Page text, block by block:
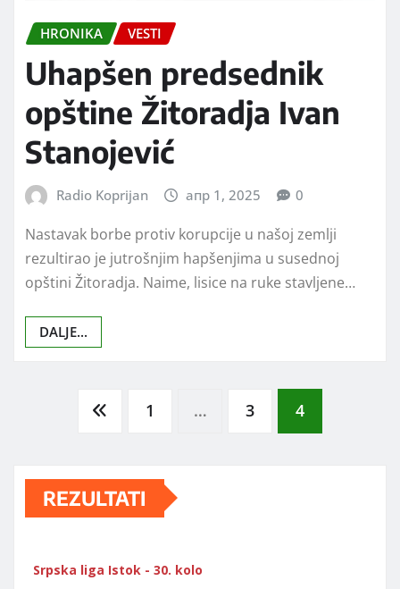
HRONIKA VESTI
Uhapšen predsednik
opštine Žitoradja Ivan
Stanojević
Radio Koprijan апр 1, 2025 0
Nastavak borbe protiv korupcije u našoj zemlji
rezultirao je jutrošnjim hapšenjima u susednoj
opštini Žitoradja. Naime, lisice na ruke stavljene…
DALJE...
Posts
pagination
1 … 3 4
REZULTATI